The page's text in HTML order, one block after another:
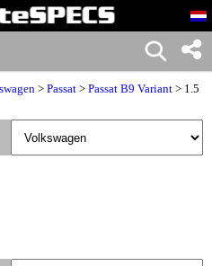
> Passat > Passat B9 Variant > 1.5